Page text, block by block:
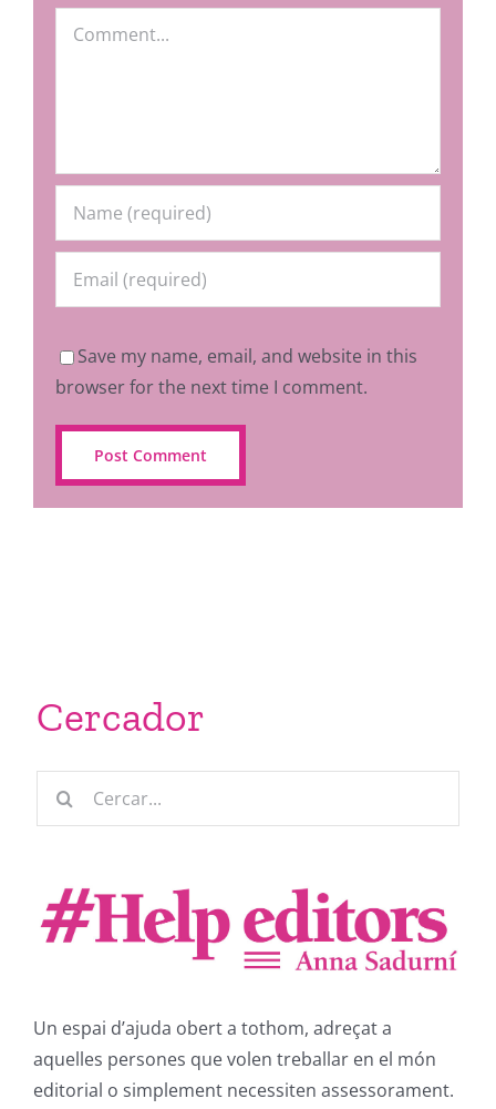
Comment
Save my name, email, and website in this
browser for the next time I comment.
Cercador
Cerca
Un espai d’ajuda obert a tothom, adreçat a
aquelles persones que volen treballar en el món
editorial o simplement necessiten assessorament.